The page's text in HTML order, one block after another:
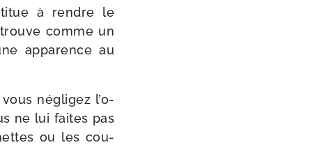
à rendre le
comme un
appa­rence au
négli­gez l’o­
ne lui faites pas
ou les cou­